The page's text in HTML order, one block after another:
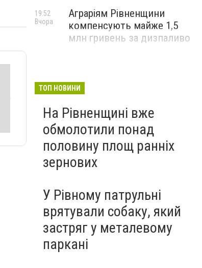
Аграріям Рівненщини
компенсують майже 1,5
млн гривень за дизпаливо
19:52
Вчора
ТОП НОВИНИ
На Рівненщині вже
обмолотили понад
половину площ ранніх
зернових
У Рівному патрульні
врятували собаку, який
застряг у металевому
паркані